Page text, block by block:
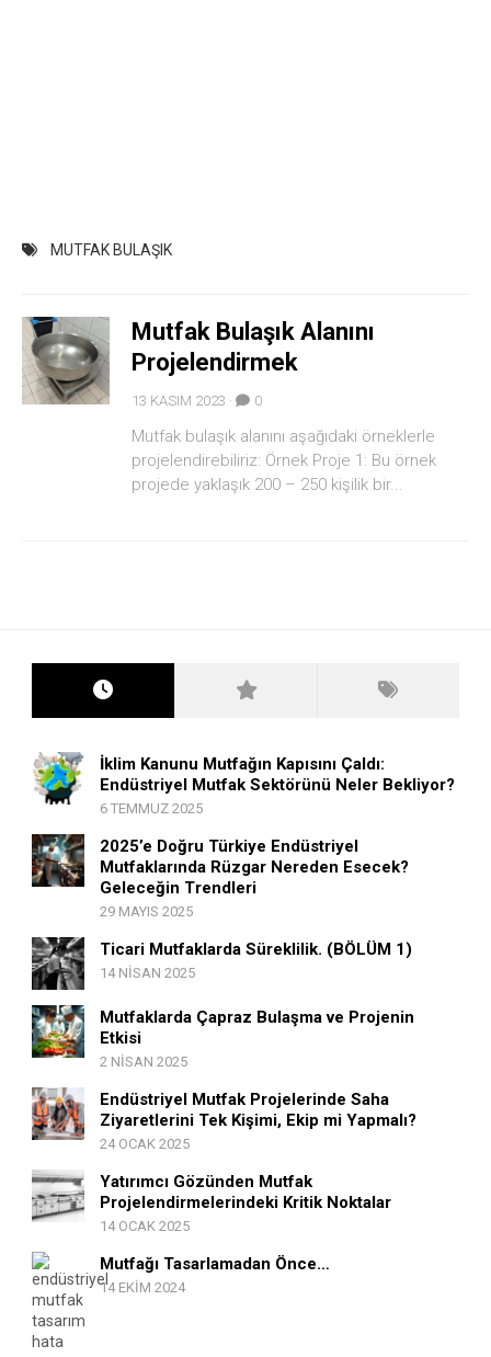
MUTFAK BULAŞIK
Mutfak Bulaşık Alanını
Projelendirmek
13 KASIM 2023 · 0
Mutfak bulaşık alanını aşağıdaki örneklerle
projelendirebiliriz: Örnek Proje 1: Bu örnek
projede yaklaşık 200 – 250 kişilik bir...
İklim Kanunu Mutfağın Kapısını Çaldı:
Endüstriyel Mutfak Sektörünü Neler Bekliyor?
6 TEMMUZ 2025
2025’e Doğru Türkiye Endüstriyel
Mutfaklarında Rüzgar Nereden Esecek?
Geleceğin Trendleri
29 MAYIS 2025
Ticari Mutfaklarda Süreklilik. (BÖLÜM 1)
14 NISAN 2025
Mutfaklarda Çapraz Bulaşma ve Projenin
Etkisi
2 NISAN 2025
Endüstriyel Mutfak Projelerinde Saha
Ziyaretlerini Tek Kişimi, Ekip mi Yapmalı?
24 OCAK 2025
Yatırımcı Gözünden Mutfak
Projelendirmelerindeki Kritik Noktalar
14 OCAK 2025
Mutfağı Tasarlamadan Önce…
14 EKIM 2024